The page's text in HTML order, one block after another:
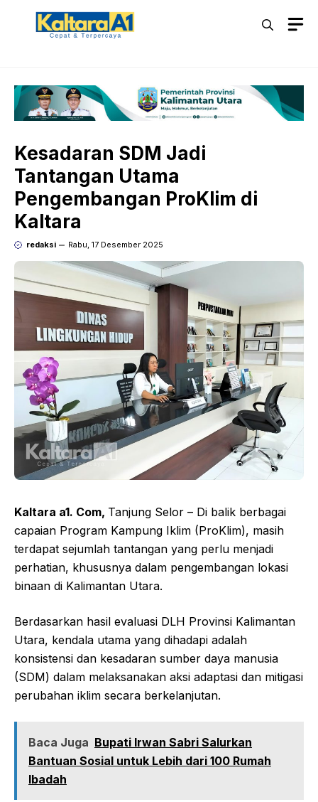
Langsung
Kesadaran SDM Jadi
Tantangan Utama
Pengembangan ProKlim di
Kaltara
redaksi Rabu, 17 Desember 2025
Kaltara a1. Com, Tanjung Selor – Di balik berbagai
capaian Program Kampung Iklim (ProKlim), masih
terdapat sejumlah tantangan yang perlu menjadi
perhatian, khususnya dalam pengembangan lokasi
binaan di Kalimantan Utara.
Berdasarkan hasil evaluasi DLH Provinsi Kalimantan
Utara, kendala utama yang dihadapi adalah
konsistensi dan kesadaran sumber daya manusia
(SDM) dalam melaksanakan aksi adaptasi dan mitigasi
perubahan iklim secara berkelanjutan.
Baca Juga Bupati Irwan Sabri Salurkan
Bantuan Sosial untuk Lebih dari 100 Rumah
Ibadah